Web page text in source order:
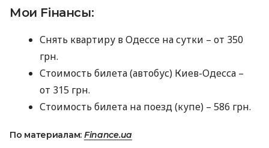
Мои Fiнансы:
Снять квартиру в Одессе на сутки – от 350
грн.
Стоимость билета (автобус) Киев-Одесса –
от 315 грн.
Стоимость билета на поезд (купе) – 586 грн.
По материалам: Finance.ua